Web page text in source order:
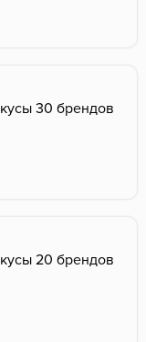
30 брендов
20 брендов